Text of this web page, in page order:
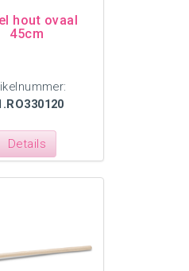
hout ovaal
45cm
Details